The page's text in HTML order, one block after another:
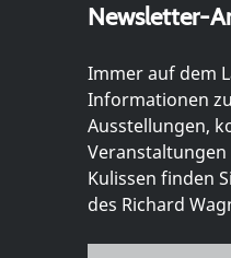
Newsletter-
Immer auf dem
Informationen
Ausstellungen,
Kulissen finden
des Richard